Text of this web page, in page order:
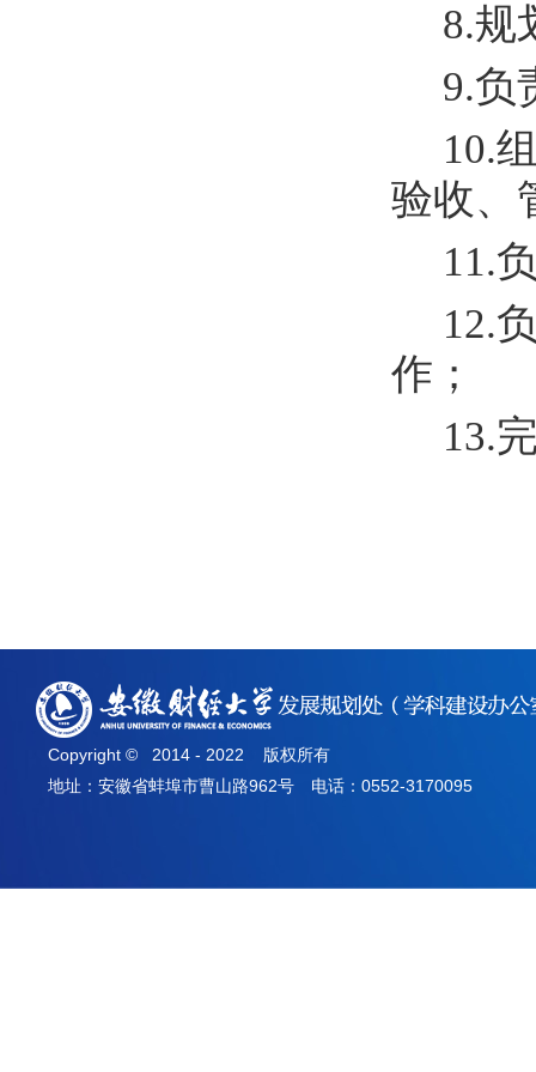
8.规
9.负
10.
验收、
1 1.
12.
作；
13.
Copyright © 2014 - 2022 版权所有
地址：安徽省蚌埠市曹山路962号 电话：0552-3170095